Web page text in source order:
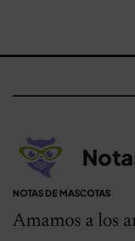
NOTAS DE MASCOTAS
Amamos a los